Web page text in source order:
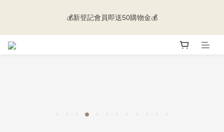
💰新登記會員即送50購物金💰
💰新登記會員即送50購物金💰
🚚 香港及澳門地區會員購物滿$500即免運 | 海外送貨歡迎向客服